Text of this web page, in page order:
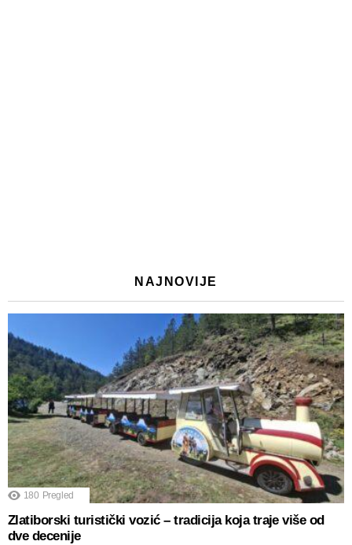
NAJNOVIJE
180 Pregled
Zlatiborski turistički vozić – tradicija koja traje više od
dve decenije